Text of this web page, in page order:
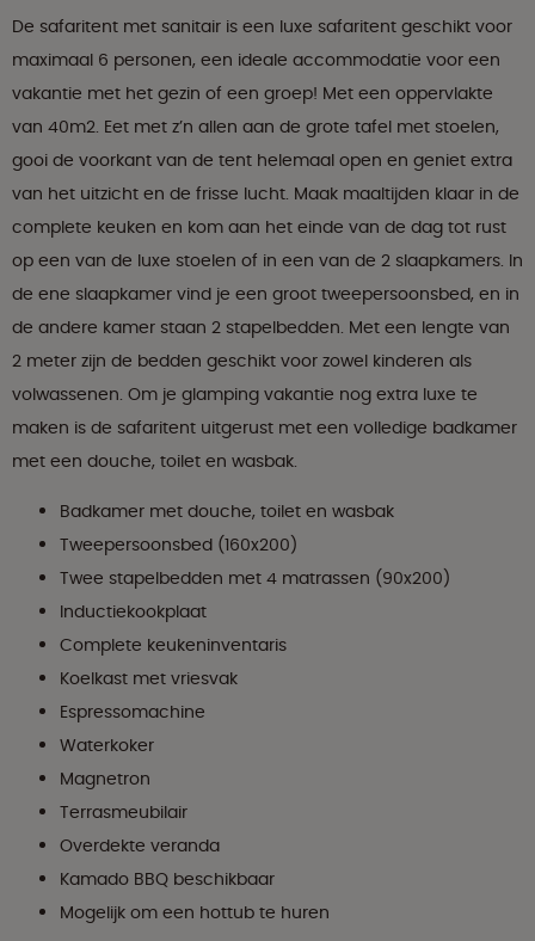
De safaritent met sanitair is een luxe safaritent geschikt voor
maximaal 6 personen, een ideale accommodatie voor een
vakantie met het gezin of een groep! Met een oppervlakte
van 40m2. Eet met z’n allen aan de grote tafel met stoelen,
gooi de voorkant van de tent helemaal open en geniet extra
van het uitzicht en de frisse lucht. Maak maaltijden klaar in de
complete keuken en kom aan het einde van de dag tot rust
op een van de luxe stoelen of in een van de 2 slaapkamers. In
de ene slaapkamer vind je een groot tweepersoonsbed, en in
de andere kamer staan 2 stapelbedden. Met een lengte van
2 meter zijn de bedden geschikt voor zowel kinderen als
volwassenen. Om je glamping vakantie nog extra luxe te
maken is de safaritent uitgerust met een volledige badkamer
met een douche, toilet en wasbak.
Badkamer met douche, toilet en wasbak
Tweepersoonsbed (160x200)
Twee stapelbedden met 4 matrassen (90x200)
Inductiekookplaat
Complete keukeninventaris
Koelkast met vriesvak
Espressomachine
Waterkoker
Magnetron
Terrasmeubilair
Overdekte veranda
Kamado BBQ beschikbaar
Mogelijk om een hottub te huren